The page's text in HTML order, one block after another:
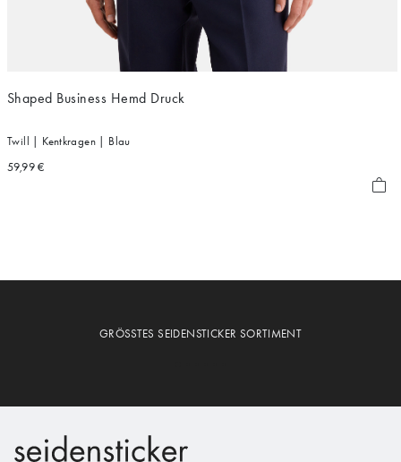
Shaped Business Hemd Druck
Twill | Kentkragen | Blau
59,99 €
GRÖSSTES SEIDENSTICKER SORTIMENT